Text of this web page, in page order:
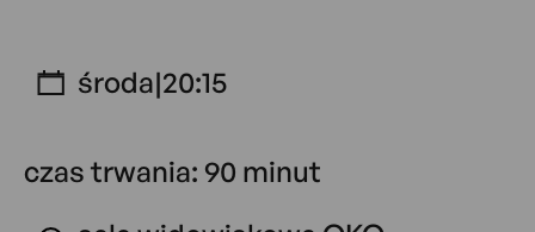
środa|20:15
czas trwania: 90 minut